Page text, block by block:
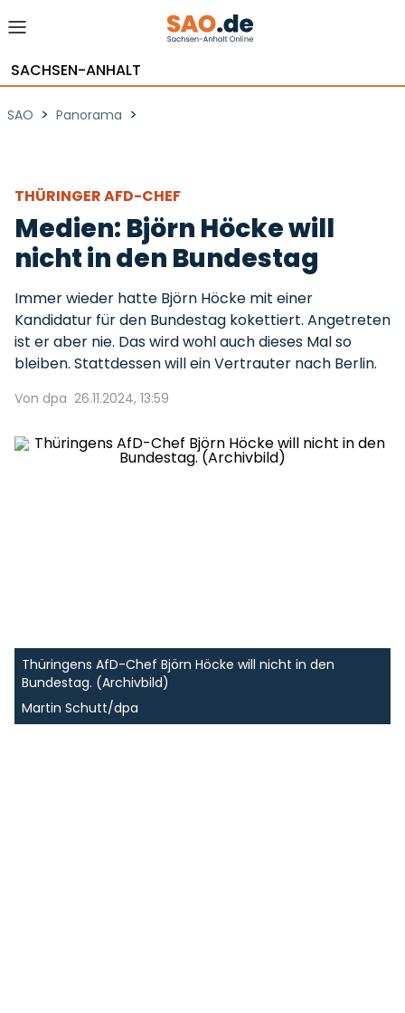
SACHSEN-ANHALT
SAO > Panorama >
THÜRINGER AFD-CHEF
Medien: Björn Höcke will
nicht in den Bundestag
Immer wieder hatte Björn Höcke mit einer
Kandidatur für den Bundestag kokettiert. Angetreten
ist er aber nie. Das wird wohl auch dieses Mal so
bleiben. Stattdessen will ein Vertrauter nach Berlin.
Von dpa 26.11.2024, 13:59
Thüringens AfD-Chef Björn Höcke will nicht in den
Bundestag. (Archivbild)
Martin Schutt/dpa